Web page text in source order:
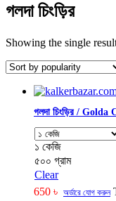
গলদা চিংড়ির
Showing the single
গলদা চিংড়ির /
১ কেজি
৫০০ গ্রাম
Clear
650 ৳ অর্ডারে যোগ করুন